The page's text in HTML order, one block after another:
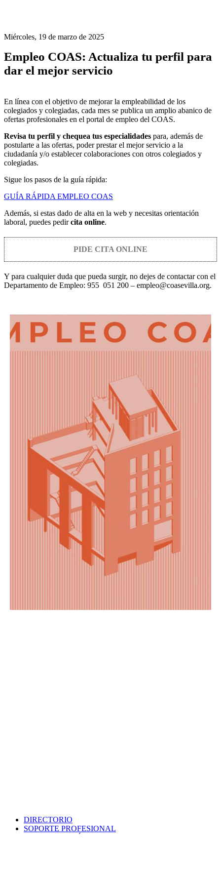
Miércoles, 19 de marzo de 2025
Empleo COAS: Actualiza tu perfil para
dar el mejor servicio
En línea con el objetivo de mejorar la empleabilidad de los
colegiados y colegiadas, cada mes se publica un amplio abanico de
ofertas profesionales en el portal de empleo del COAS.
Revisa tu perfil y chequea tus especialidades para, además de
postularte a las ofertas, poder prestar el mejor servicio a la
ciudadanía y/o establecer colaboraciones con otros colegiados y
colegiadas.
Sigue los pasos de la guía rápida:
GUÍA RÁPIDA EMPLEO COAS
Además, si estas dado de alta en la web y necesitas orientación
laboral, puedes pedircita online.
PIDE CITA ONLINE
Y para cualquier duda que pueda surgir, no dejes de contactar con el
Departamento de Empleo: 955 051 200 – empleo@coasevilla.org.
DIRECTORIO
SOPORTE PROFESIONAL